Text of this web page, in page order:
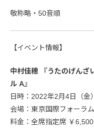
敬称略・50音順
【イベント情報】
中村佳穂 『うたのげんざ
ル A』
日時：2022年2月4日（
会場：東京国際フォーラ
料金：全席指定席 ￥6,500